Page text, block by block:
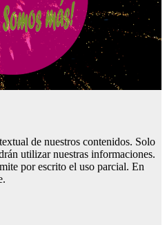
de nuestros contenidos. Solo
utilizar nuestras informaciones.
por escrito el uso parcial. En